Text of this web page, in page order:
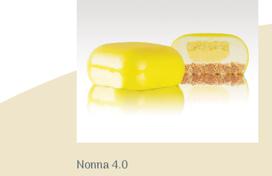
Nonna 4.0